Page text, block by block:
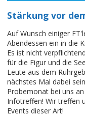
Stärkung vor
Auf Wunsch einiger
Abendessen ein in die
Es ist nicht
für die Figur und die
Leute aus dem
nächstes Mal dabei
Probemonat bei uns
Infotreffen! Wir treffen
Events dieser Art!